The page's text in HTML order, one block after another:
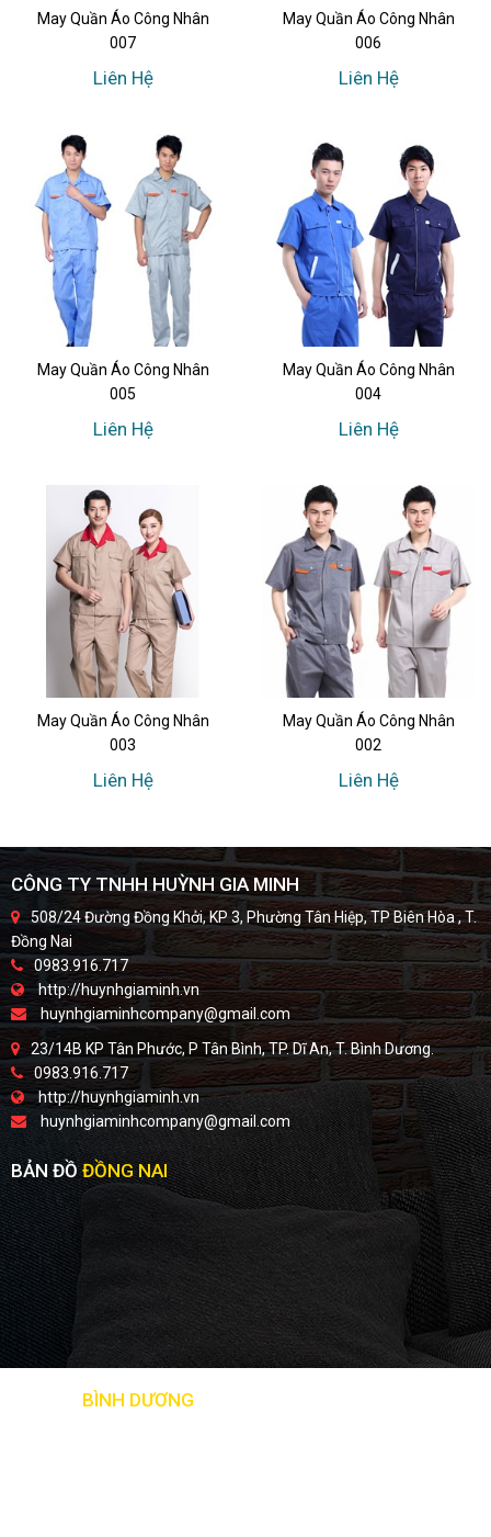
May Quần Áo Công Nhân
007
Liên Hệ
May Quần Áo Công Nhân
006
Liên Hệ
May Quần Áo Công Nhân
005
Liên Hệ
May Quần Áo Công Nhân
004
Liên Hệ
May Quần Áo Công Nhân
003
Liên Hệ
May Quần Áo Công Nhân
002
Liên Hệ
CÔNG TY TNHH HUỲNH GIA MINH
508/24 Đường Đồng Khởi, KP 3, Phường Tân Hiệp, TP Biên Hòa , T.
Đồng Nai
0983.916.717
http://huynhgiaminh.vn
huynhgiaminhcompany@gmail.com
23/14B KP Tân Phước, P Tân Bình, TP. Dĩ An, T. Bình Dương.
0983.916.717
http://huynhgiaminh.vn
huynhgiaminhcompany@gmail.com
BẢN ĐỒĐỒNG NAI
BÌNH DƯƠNG